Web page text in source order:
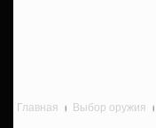
Главная Выбор оружия